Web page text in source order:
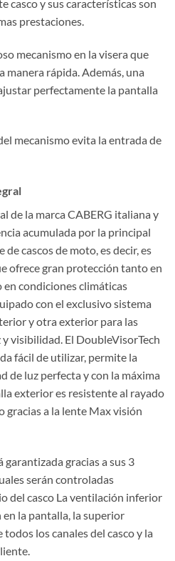
casco y sus características son
prestaciones.
mecanismo en la visera que
manera rápida. Además, una
perfectamente la pantalla
mecanismo evita la entrada de
de la marca CABERG italiana y
acumulada por la principal
cascos de moto, es decir, es
ofrece gran protección tanto en
condiciones climáticas
con el exclusivo sistema
y otra exterior para las
visibilidad. El DoubleVisorTech
fácil de utilizar, permite la
de luz perfecta y con la máxima
exterior es resistente al rayado
gracias a la lente Max visión
garantizada gracias a sus 3
serán controladas
del casco La ventilación inferior
la pantalla, la superior
los canales del casco y la